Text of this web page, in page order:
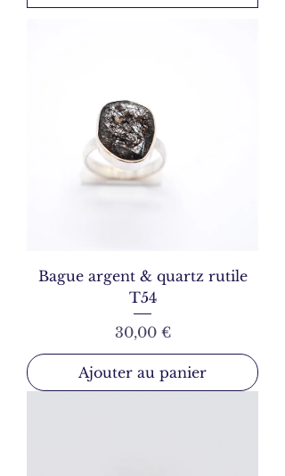
Bague argent & quartz rutile
T54
Prix
30,00 €
Ajouter au panier